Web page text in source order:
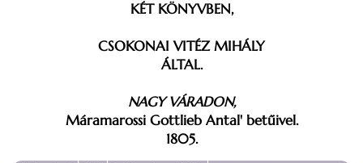
KÉT KÖNYVBEN,
CSOKONAI VITÉZ MIHÁLY
ÁLTAL.
NAGY VÁRADON,
Máramarossi Gottlieb Antal' betűivel.
1805.